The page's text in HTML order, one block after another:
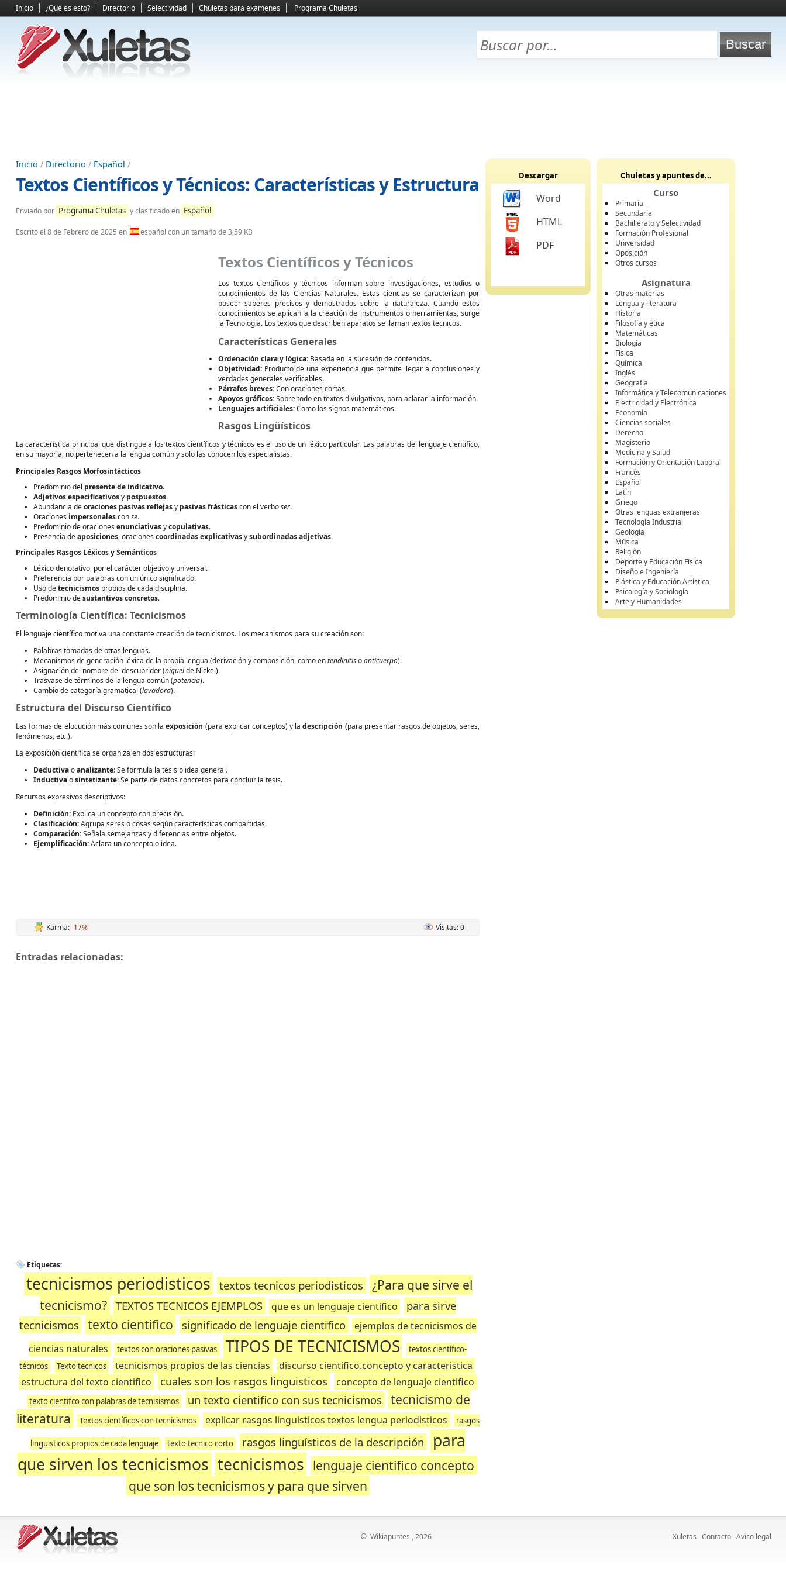
Inicio ¿Qué es esto? Directorio Selectividad Chuletas para exámenes Programa Chuletas
Inicio / Directorio / Español /
Textos Científicos y Técnicos: Características y Estructura
Enviado por Programa Chuletas y clasificado en Español
Escrito el 8 de Febrero de 2025 en español con un tamaño de 3,59 KB
Textos Científicos y Técnicos
Los textos científicos y técnicos informan sobre investigaciones, estudios o
conocimientos de las Ciencias Naturales. Estas ciencias se caracterizan por
poseer saberes precisos y demostrados sobre la naturaleza. Cuando estos
conocimientos se aplican a la creación de instrumentos o herramientas, surge
la Tecnología. Los textos que describen aparatos se llaman textos técnicos.
Características Generales
Ordenación clara y lógica: Basada en la sucesión de contenidos.
Objetividad: Producto de una experiencia que permite llegar a conclusiones y
verdades generales verificables.
Párrafos breves:Con oraciones cortas.
Apoyos gráficos:Sobre todo en textos divulgativos, para aclarar la información.
Lenguajes artificiales:Como los signos matemáticos.
Rasgos Lingüísticos
La característica principal que distingue a los textos científicos y técnicos es el uso de un léxico particular. Las palabras del lenguaje científico,
en su mayoría, no pertenecen a la lengua común y solo las conocen los especialistas.
Principales Rasgos Morfosintácticos
Predominio del presente de indicativo.
Adjetivos especificativosy pospuestos.
Abundancia deoraciones pasivas reflejasy pasivas frásticascon el verboser.
Oraciones impersonalesconse.
Predominio de oraciones enunciativasycopulativas.
Presencia deaposiciones, oraciones coordinadas explicativasysubordinadas adjetivas.
Principales Rasgos Léxicos y Semánticos
Léxico denotativo, por el carácter objetivo y universal.
Preferencia por palabras con un único significado.
Uso detecnicismos propios de cada disciplina.
Predominio desustantivos concretos.
Terminología Científica: Tecnicismos
El lenguaje científico motiva una constante creación de tecnicismos. Los mecanismos para su creación son:
Palabras tomadas de otras lenguas.
Mecanismos de generación léxica de la propia lengua (derivación y composición, como entendinitisoanticuerpo).
Asignación del nombre del descubridor (níquelde Nickel).
Trasvase de términos de la lengua común (potencia).
Cambio de categoría gramatical (lavadora).
Estructura del Discurso Científico
Las formas de elocución más comunes son laexposición (para explicar conceptos) y ladescripción (para presentar rasgos de objetos, seres,
fenómenos, etc.).
La exposición científica se organiza en dos estructuras:
Deductivaoanalizante: Se formula la tesis o idea general.
Inductivaosintetizante: Se parte de datos concretos para concluir la tesis.
Recursos expresivos descriptivos:
Definición: Explica un concepto con precisión.
Clasificación:Agrupa seres o cosas según características compartidas.
Comparación:Señala semejanzas y diferencias entre objetos.
Ejemplificación:Aclara un concepto o idea.
Karma:-17% Visitas: 0
Entradas relacionadas:
Etiquetas:
tecnicismos periodisticos textos tecnicos periodisticos
¿Para que sirve el
tecnicismo?
TEXTOS TECNICOS EJEMPLOS que es un lenguaje cientifico
para sirve
tecnicismos
texto cientifico significado de lenguaje cientifico
ejemplos de tecnicismos de
ciencias naturales
textos con oraciones pasivas TIPOS DE TECNICISMOS
textos científico-
técnicos
Texto tecnicos tecnicismos propios de las ciencias
discurso cientifico.concepto y caracteristica
estructura del texto cientifico
cuales son los rasgos linguisticos concepto de lenguaje cientifico
texto cientifco con palabras de tecnisismos un texto cientifico con sus tecnicismos
tecnicismo de
literatura
Textos científicos con tecnicismos explicar rasgos linguisticos textos lengua periodisticos rasgos
linguisticos propios de cada lenguaje texto tecnico corto rasgos lingüísticos de la descripción
para
que sirven los tecnicismos tecnicismos lenguaje cientifico concepto
que son los tecnicismos y para que sirven
Descargar
Word
HTML
PDF
Chuletas y apuntes de...
Curso
Primaria
Secundaria
Bachillerato y Selectividad
Formación Profesional
Universidad
Oposición
Otros cursos
Asignatura
Otras materias
Lengua y literatura
Historia
Filosofía y ética
Matemáticas
Biología
Física
Química
Inglés
Geografía
Informática y Telecomunicaciones
Electricidad y Electrónica
Economía
Ciencias sociales
Derecho
Magisterio
Medicina y Salud
Formación y Orientación Laboral
Francés
Español
Latín
Griego
Otras lenguas extranjeras
Tecnología Industrial
Geología
Música
Religión
Deporte y Educación Física
Diseño e Ingeniería
Plástica y Educación Artística
Psicología y Sociología
Arte y Humanidades
Xuletas Contacto Aviso legal
© Wikiapuntes , 2026